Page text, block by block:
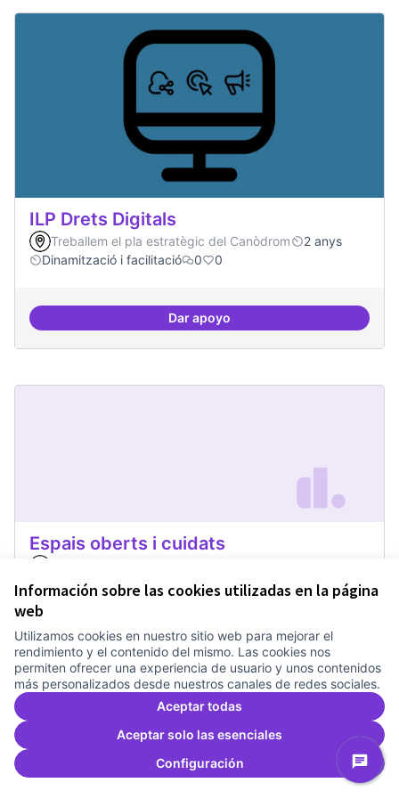
Información sobre las cookies utilizadas en la página
web
Utilizamos cookies en nuestro sitio web para mejorar el
rendimiento y el contenido del mismo. Las cookies nos
permiten ofrecer una experiencia de usuario y unos contenidos
más personalizados desde nuestros canales de redes sociales.
Aceptar todas
Aceptar solo las esenciales
Configuración
ILP Drets Digitals
Treballem el pla estratègic del Canòdrom
2 anys
Dinamització i facilitació
0 0
Dar apoyoILP Drets Digitals
Espais oberts i cuidats
Canòdrom Obert
Dar apoyoEspais oberts i cuidats